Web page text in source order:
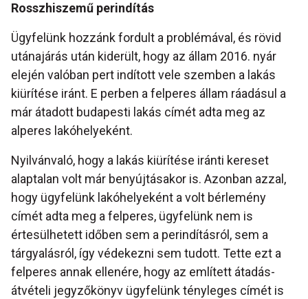
Rosszhiszemű perindítás
Ügyfelünk hozzánk fordult a problémával, és rövid
utánajárás után kiderült, hogy az állam 2016. nyár
elején valóban pert indított vele szemben a lakás
kiürítése iránt. E perben a felperes állam ráadásul a
már átadott budapesti lakás címét adta meg az
alperes lakóhelyeként.
Nyilvánvaló, hogy a lakás kiürítése iránti kereset
alaptalan volt már benyújtásakor is. Azonban azzal,
hogy ügyfelünk lakóhelyeként a volt bérlemény
címét adta meg a felperes, ügyfelünk nem is
értesülhetett időben sem a perindításról, sem a
tárgyalásról, így védekezni sem tudott. Tette ezt a
felperes annak ellenére, hogy az említett átadás-
átvételi jegyzőkönyv ügyfelünk tényleges címét is